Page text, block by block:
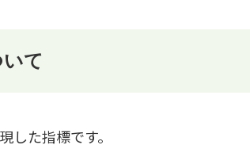
て
た指標です。